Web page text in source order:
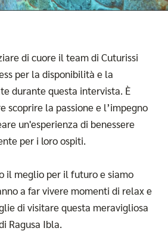
di cuore il team di Cuturissi
per la disponibilità e la
durante questa intervista. È
scoprire la passione e l’impegno
un'esperienza di benessere
per i loro ospiti.
il meglio per il futuro e siamo
a far vivere momenti di relax e
di visitare questa meravigliosa
Ragusa Ibla.